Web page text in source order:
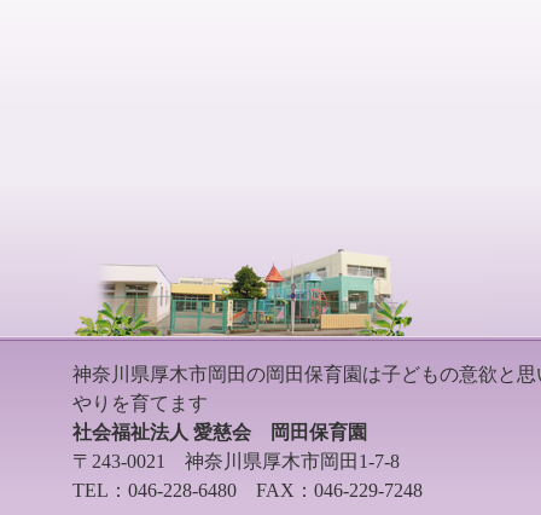
神奈川県厚木市岡田の岡田保育園は子どもの意欲と思
やりを育てます
社会福祉法人 愛慈会 岡田保育園
〒243-0021 神奈川県厚木市岡田1-7-8
TEL：046-228-6480 FAX：046-229-7248